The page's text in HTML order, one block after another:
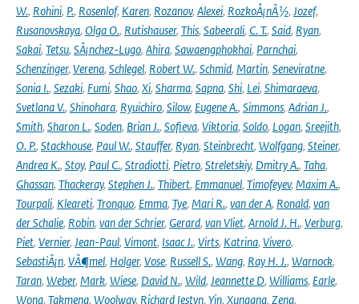
W., Rohini, P., Rosenlof, Karen, Rozanov, Alexei, RozkoÅ¡nÃ½, Jozef,
Rusanovskaya, Olga O., Rutishauser, This, Sabeerali, C. T., Said, Ryan,
Sakai, Tetsu, SÃ¡nchez-Lugo, Ahira, Sawaengphokhai, Parnchai,
Schenzinger, Verena, Schlegel, Robert W., Schmid, Martin, Seneviratne,
Sonia I., Sezaki, Fumi, Shao, Xi, Sharma, Sapna, Shi, Lei, Shimaraeva,
Svetlana V., Shinohara, Ryuichiro, Silow, Eugene A., Simmons, Adrian J.,
Smith, Sharon L., Soden, Brian J., Sofieva, Viktoria, Soldo, Logan, Sreejith,
O. P., Stackhouse, Paul W., Stauffer, Ryan, Steinbrecht, Wolfgang, Steiner,
Andrea K., Stoy, Paul C., Stradiotti, Pietro, Streletskiy, Dmitry A., Taha,
Ghassan, Thackeray, Stephen J., Thibert, Emmanuel, Timofeyev, Maxim A.,
Tourpali, Kleareti, Tronquo, Emma, Tye, Mari R., van der A, Ronald, van
der Schalie, Robin, van der Schrier, Gerard, van Vliet, Arnold J. H., Verburg,
Piet, Vernier, Jean-Paul, Vimont, Isaac J., Virts, Katrina, Vivero,
SebastiÃ¡n, VÃ¶mel, Holger, Vose, Russell S., Wang, Ray H. J., Warnock,
Taran, Weber, Mark, Wiese, David N., Wild, Jeannette D, Williams, Earle,
Wong, Takmeng, Woolway, Richard Iestyn, Yin, Xungang, Zeng,